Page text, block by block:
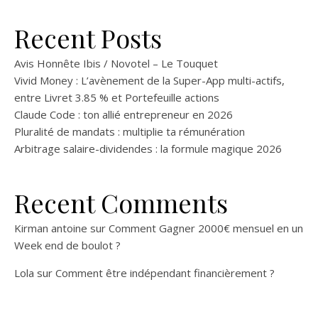
Recent Posts
Avis Honnête Ibis / Novotel – Le Touquet
Vivid Money : L’avènement de la Super-App multi-actifs,
entre Livret 3.85 % et Portefeuille actions
Claude Code : ton allié entrepreneur en 2026
Pluralité de mandats : multiplie ta rémunération
Arbitrage salaire-dividendes : la formule magique 2026
Recent Comments
Kirman antoine sur Comment Gagner 2000€ mensuel en un
Week end de boulot ?
Lola sur Comment être indépendant financièrement ?